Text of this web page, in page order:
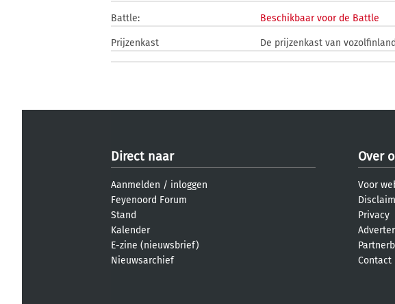
Battle: Beschikbaar voor de Battle
Prijzenkast De prijzenkast van
Direct naar
Aanmelden / inloggen
Feyenoord Forum
Stand
Kalender
E-zine (nieuwsbrief)
Nieuwsarchief
Over
Voor
Privacy
Contact